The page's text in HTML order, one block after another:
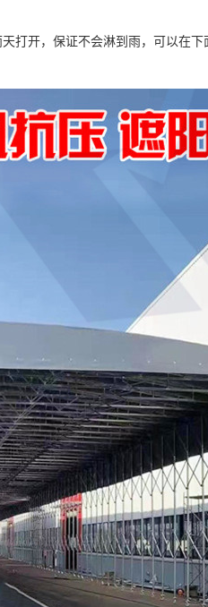
打开，保证不会淋到雨，可以在